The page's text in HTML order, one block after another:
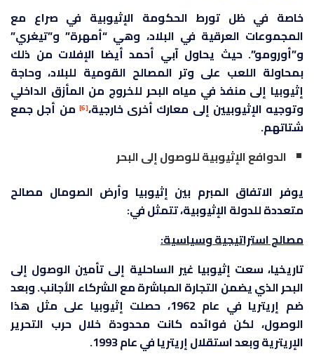
خاصة في ظل تورط الحكومة الإثيوبية في صراع مع
المجموعات العرقية في البلاد، وهي “أمهرة” و”تيغري”
و”أورومو”. حيث يحاول آبي أحمد أيضا الإفلات من ذلك
بمحاولة اللعب على وتر المصالح القومية للبلاد، وحاجة
إثيوبيا إلى منفذ في مياه البحر للخروج من المأزق الداخلي
وتوجيه الإثيوبيين إلى معارك أخرى خارجية،[6]
من أجل جمع
شتاتهم.
الدوافع الإثيوبية للوصول إلى البحر
يوفر الاتفاق المبرم بين إثيوبيا وأرض الصومال مصالح
متعددة للدولة الإثيوبية، تتمثل في:
مصالح استراتيجية وسياسية:
تاريخيا، سعت إثيوبيا غير الساحلية إلى تأمين الوصول إلى
البحر الذي يضمن التجارة المباشرة مع الشركاء الأجانب. وبعد
ضم إريتريا في عام 1962، حصلت إثيوبيا على مثل هذا
الوصول، لكن فوائده كانت محدودة خلال حرب التحرير
الإريترية وبعد استقلال إريتريا في عام 1993.